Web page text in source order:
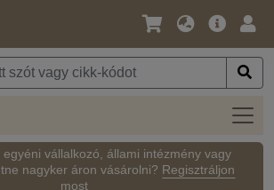
Nyelv
Pénznem
Fő
vállalkozó, állami intézmény vagy
nagyker áron vásárolni? Regisztráljon
most